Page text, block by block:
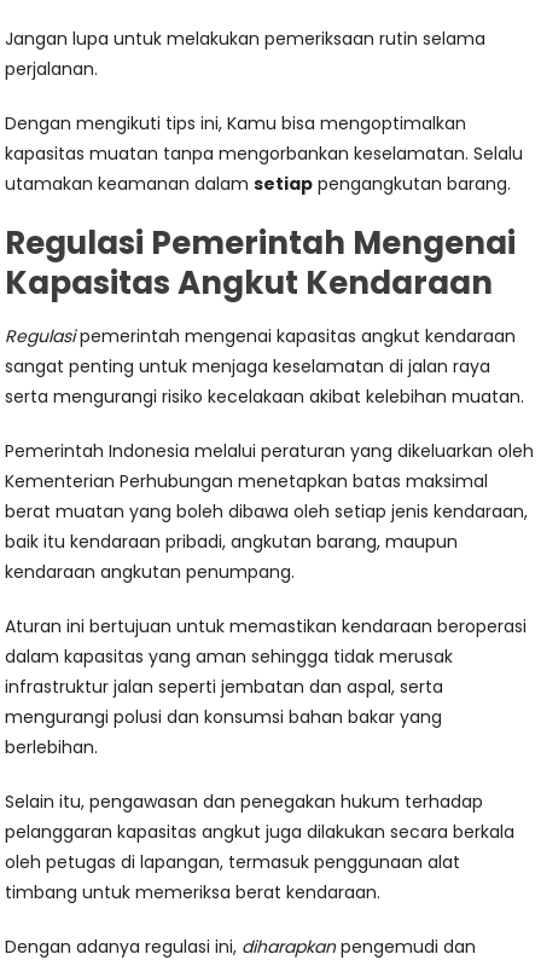
Jangan lupa untuk melakukan pemeriksaan rutin selama
perjalanan.
Dengan mengikuti tips ini, Kamu bisa mengoptimalkan
kapasitas muatan tanpa mengorbankan keselamatan. Selalu
utamakan keamanan dalamsetiap pengangkutan barang.
Regulasi Pemerintah Mengenai
Kapasitas Angkut Kendaraan
Regulasipemerintah mengenai kapasitas angkut kendaraan
sangat penting untuk menjaga keselamatan di jalan raya
serta mengurangi risiko kecelakaan akibat kelebihan muatan.
Pemerintah Indonesia melalui peraturan yang dikeluarkan oleh
Kementerian Perhubungan menetapkan batas maksimal
berat muatan yang boleh dibawa oleh setiap jenis kendaraan,
baik itu kendaraan pribadi, angkutan barang, maupun
kendaraan angkutan penumpang.
Aturan ini bertujuan untuk memastikan kendaraan beroperasi
dalam kapasitas yang aman sehingga tidak merusak
infrastruktur jalan seperti jembatan dan aspal, serta
mengurangi polusi dan konsumsi bahan bakar yang
berlebihan.
Selain itu, pengawasan dan penegakan hukum terhadap
pelanggaran kapasitas angkut juga dilakukan secara berkala
oleh petugas di lapangan, termasuk penggunaan alat
timbang untuk memeriksa berat kendaraan.
Dengan adanya regulasi ini, diharapkanpengemudi dan